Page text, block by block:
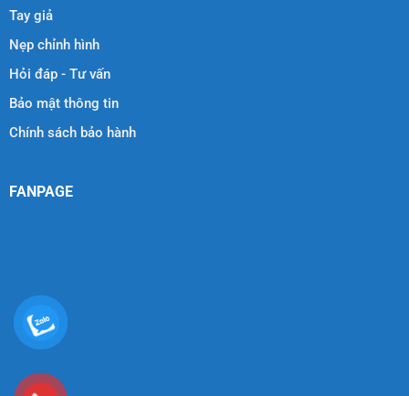
Tay giả
Nẹp chỉnh hình
Hỏi đáp - Tư vấn
Bảo mật thông tin
Chính sách bảo hành
FANPAGE